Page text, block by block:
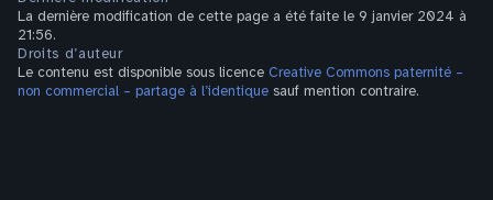
La dernière modification de cette page a été faite le 9 janvier 2024 à
21:56.
Droits d’auteur
Le contenu est disponible sous licence Creative Commons paternité –
non commercial – partage à l’identique sauf mention contraire.